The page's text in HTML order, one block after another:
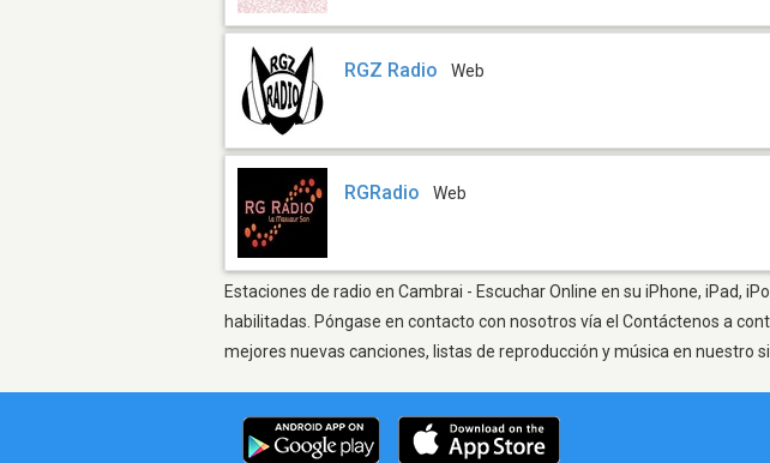
RGZ Radio Web
RGRadio Web
Estaciones de radio en Cambrai - Escuchar Online en su iPhone, iPad,
habilitadas. Póngase en contacto con nosotros vía el Contáctenos a
mejores nuevas canciones, listas de reproducción y música en nuestro